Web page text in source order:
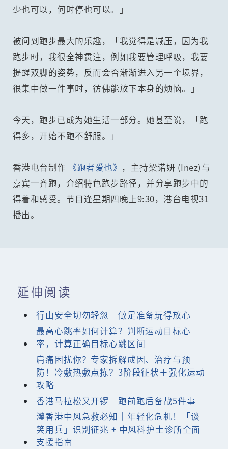
少也可以，何时停也可以。」
被问到跑步最大的乐趣，「我觉得是减压，因为我
跑步时，我很全神贯注，例如我要管理呼吸，我要
提醒双脚的姿势，反而会否渐渐进入另一个境界，
很集中做一件事时，彷佛能放下本身的烦恼。」
今天，跑步已成为她生活一部分。她甚至说，「跑
得多，开始不跑不舒服。」
香港电台制作 《跑者爱也》 ，主持梁诺妍 (Inez)与
嘉宾一齐跑，介绍特色跑步路径，并分享跑步中的
得着和感受。节目逢星期四晚上9:30，港台电视31
播出。
延伸阅读
行山安全切勿轻忽 做足准备玩得放心
最高心跳率如何计算？判断运动目标心
率，计算正确目标心跳区间
肩痛困扰你？专家拆解成因、治疗与预
防！冷敷热敷点拣？3阶段征状＋强化运动
攻略
香港马拉松又开锣 跑前跑后备战5件事
灐香港中风急救必知｜年轻化危机！「谈
笑用兵」识别征兆 + 中风科护士诊所全面
支援指南